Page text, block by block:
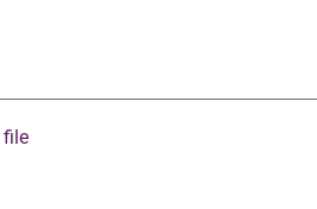
file